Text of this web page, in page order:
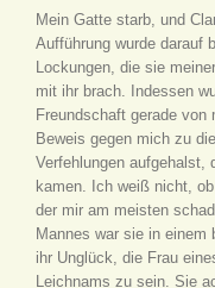
Mein Gatte starb, und
Aufführung wurde darauf
Lockungen, die sie
mit ihr brach. Indessen
Freundschaft gerade
Beweis gegen mich zu
Verfehlungen aufgehalst,
kamen. Ich weiß nicht,
der mir am meisten
Mannes war sie in einem
ihr Unglück, die Frau
Leichnams zu sein. Sie